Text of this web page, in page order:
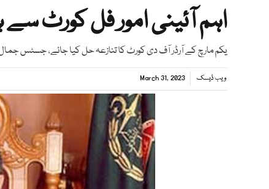
اہم آئینی امور فل کورٹ
یکم مارچ کے آرڈر آف دی کورٹ کا تنازعہ حل کیا جائے، جسٹس
ویب ڈیسک March 31, 2023